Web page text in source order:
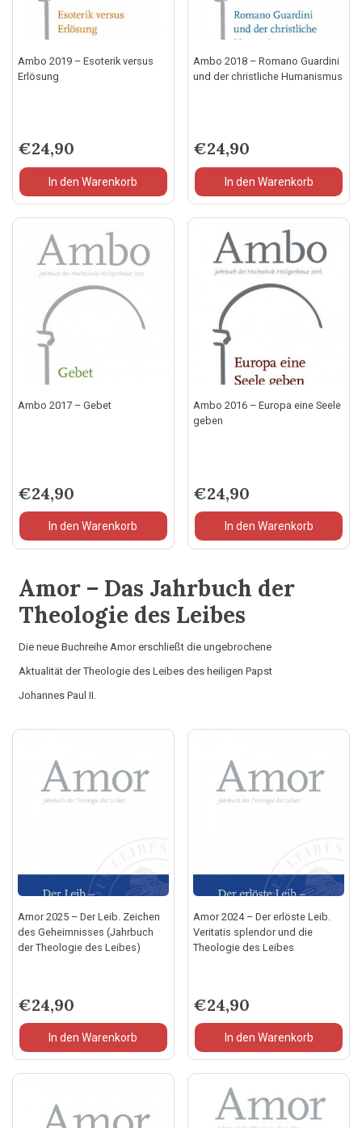
Ambo 2019 – Esoterik versus
Erlösung
€24,90
In den Warenkorb
Ambo 2018 – Romano Guardini
und der christliche Humanismus
€24,90
In den Warenkorb
Ambo 2017 – Gebet
€24,90
In den Warenkorb
Ambo 2016 – Europa eine Seele
geben
€24,90
In den Warenkorb
Amor – Das Jahrbuch der
Theologie des Leibes
Die neue Buchreihe Amor erschließt die ungebrochene
Aktualität der Theologie des Leibes des heiligen Papst
Johannes Paul II.
Amor 2025 – Der Leib. Zeichen
des Geheimnisses (Jahrbuch
der Theologie des Leibes)
€24,90
In den Warenkorb
Amor 2024 – Der erlöste Leib.
Veritatis splendor und die
Theologie des Leibes
€24,90
In den Warenkorb